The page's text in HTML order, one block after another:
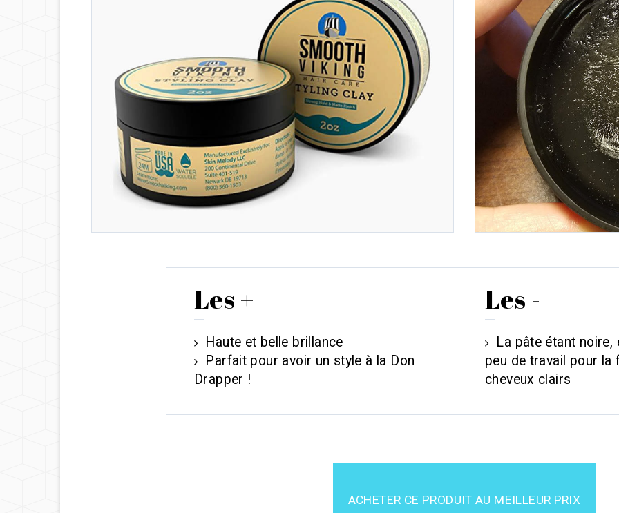
Les +
Haute et belle brillance
Parfait pour avoir un style à la Don
Drapper !
Les -
La pâte étant noire,
peu de travail pour la
cheveux clairs
ACHETER CE PRODUIT AU MEILLEUR PRIX